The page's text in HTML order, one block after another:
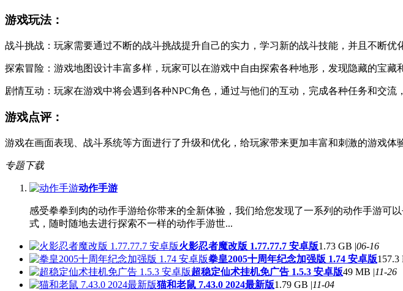
游戏玩法：
战斗挑战：玩家需要通过不断的战斗挑战提升自己的实力，学习新的战斗技能，并且不断优
探索冒险：游戏地图设计丰富多样，玩家可以在游戏中自由探索各种地形，发现隐藏的宝藏
剧情互动：玩家在游戏中将会遇到各种NPC角色，通过与他们的互动，完成各种任务和交流
游戏点评：
游戏在画面表现、战斗系统等方面进行了升级和优化，给玩家带来更加丰富和刺激的游戏体
专题下载
动作手游
感受拳拳到肉的动作手游给你带来的全新体验，我们给您发现了一系列的动作手游可
式，随时随地去进行探索不一样的动作手游世...
火影忍者魔改版 1.77.77.7 安卓版1.73 GB |06-16
拳皇2005十周年纪念加强版 1.74 安卓版157.3
超稳定仙术挂机免广告 1.5.3 安卓版49 MB |11-26
猫和老鼠 7.43.0 2024最新版1.79 GB |11-04